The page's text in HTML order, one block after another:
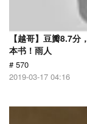
【越哥】豆瓣8.7
本书！雨人
# 570
2019-03-17 04:16